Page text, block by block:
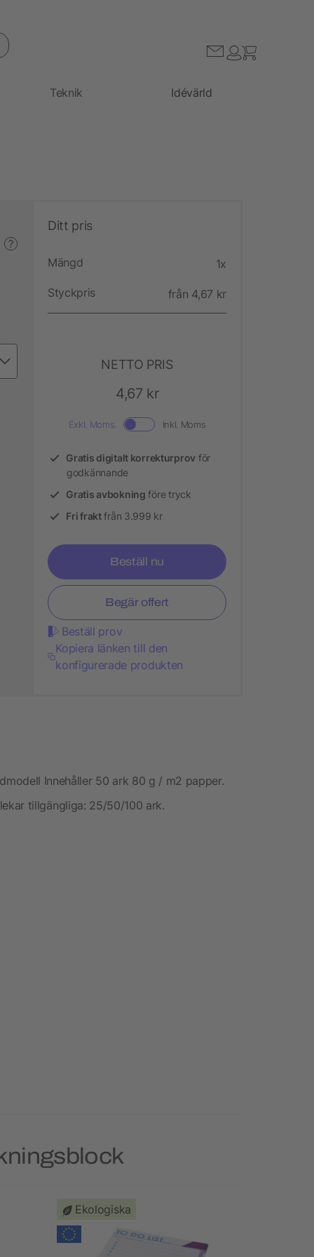
Teknik Idévärld
?
Ditt pris
Mängd 1x
Styckpris från 4,67 kr
NETTO PRIS
4,67 kr
Exkl. Moms. Inkl. Moms
Gratis digitalt korrekturprov för
godkännande
Gratis avbokning före tryck
Fri fraktfrån 3.999 kr
Beställ nu
Begär offert
Beställ prov
Kopiera länken till den
konfigurerade produkten
Innehåller 50 ark 80 g / m2 papper.
tillgängliga: 25/50/100 ark.
Ekologiska